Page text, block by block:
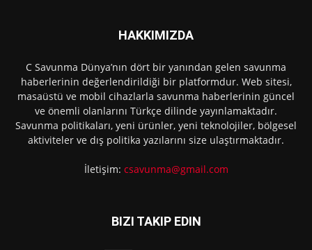
HAKKIMIZDA
C Savunma Dünya’nın dört bir yanından gelen savunma
haberlerinin değerlendirildiği bir platformdur. Web sitesi,
masaüstü ve mobil cihazlarla savunma haberlerinin güncel
ve önemli olanlarını Türkçe dilinde yayınlamaktadır.
Savunma politikaları, yeni ürünler, yeni teknolojiler, bölgesel
aktiviteler ve dış politika yazılarını size ulaştırmaktadır.
İletişim: csavunma@gmail.com
BIZI TAKIP EDIN